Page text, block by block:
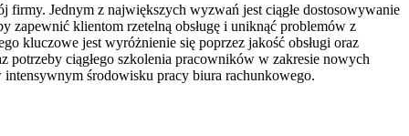
firmy. Jednym z największych wyzwań jest ciągłe dostosowywanie
zapewnić klientom rzetelną obsługę i uniknąć problemów z
kluczowe jest wyróżnienie się poprzez jakość obsługi oraz
potrzeby ciągłego szkolenia pracowników w zakresie nowych
środowisku pracy biura rachunkowego.